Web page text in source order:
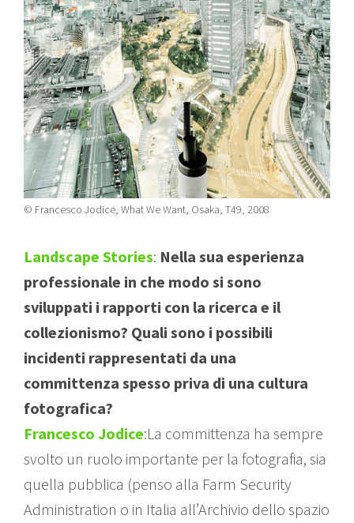
© Francesco Jodice, What We Want, Osaka, T49, 2008
Landscape Stories: Nella sua esperienza
professionale in che modo si sono
sviluppati i rapporti con la ricerca e il
collezionismo? Quali sono i possibili
incidenti rappresentati da una
committenza spesso priva di una cultura
fotografica?
Francesco Jodice:La committenza ha sempre
svolto un ruolo importante per la fotografia, sia
quella pubblica (penso alla Farm Security
Administration o in Italia all’Archivio dello spazio